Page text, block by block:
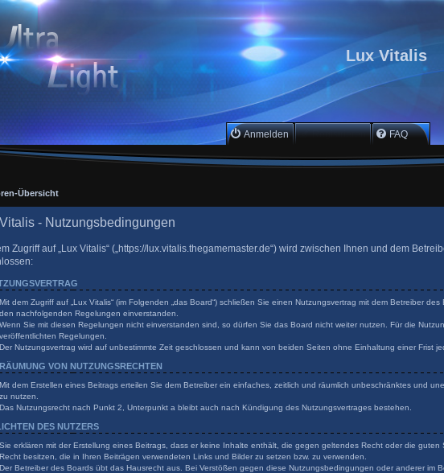
Lux Vitalis
Anmelden Registrieren FAQ
Übersicht
- Nutzungsbedingungen
Zugriff auf „Lux Vitalis“ („https://lux.vitalis.thegamemaster.de“) wird zwischen Ihnen und dem
Mit dem Zugriff auf „Lux Vitalis“ (im Folgenden „das Board“) schließen Sie einen Nutzungsvertrag mit dem Betreiber
den nachfolgenden Regelungen einverstanden.
Wenn Sie mit diesen Regelungen nicht einverstanden sind, so dürfen Sie das Board nicht weiter nutzen. Für die
veröffentlichten Regelungen.
Der Nutzungsvertrag wird auf unbestimmte Zeit geschlossen und kann von beiden Seiten ohne Einhaltung einer Frist
VON NUTZUNGSRECHTEN
Mit dem Erstellen eines Beitrags erteilen Sie dem Betreiber ein einfaches, zeitlich und räumlich unbeschränktes und
zu nutzen.
Das Nutzungsrecht nach Punkt 2, Unterpunkt a bleibt auch nach Kündigung des Nutzungsvertrages bestehen.
DES NUTZERS
Sie erklären mit der Erstellung eines Beitrags, dass er keine Inhalte enthält, die gegen geltendes Recht oder die
Recht besitzen, die in Ihren Beiträgen verwendeten Links und Bilder zu setzen bzw. zu verwenden.
Der Betreiber des Boards übt das Hausrecht aus. Bei Verstößen gegen diese Nutzungsbedingungen oder anderer im